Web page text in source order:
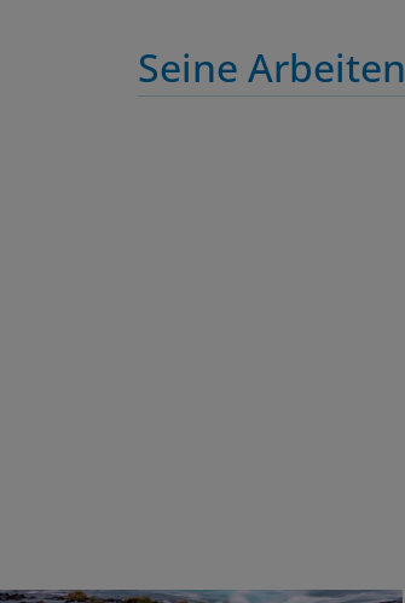
Seine Arbeiten